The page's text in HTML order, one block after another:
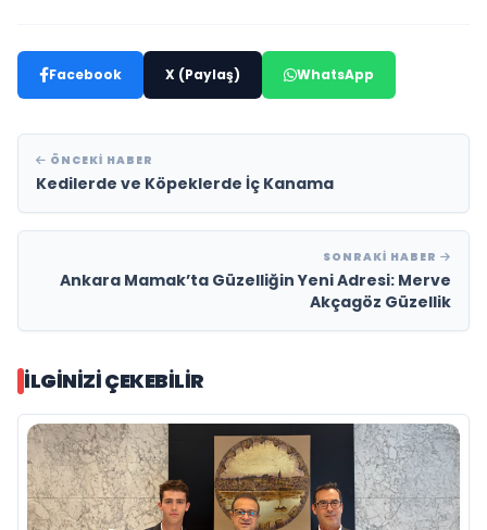
Facebook X (Paylaş) WhatsApp
ÖNCEKI HABER
Kedilerde ve Köpeklerde İç Kanama
SONRAKI HABER
Ankara Mamak’ta Güzelliğin Yeni Adresi: Merve
Akçagöz Güzellik
İLGINIZI ÇEKEBILIR